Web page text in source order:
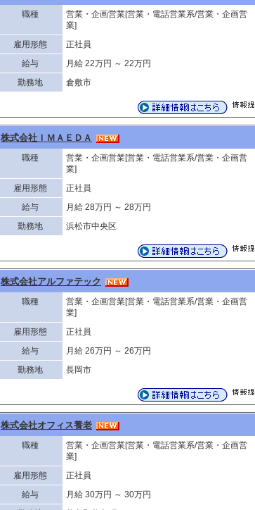
職種
営業・企画営業[営業・電話営業系/営業・企画営
業]
雇用形態
正社員
給与
月給 22万円 ～ 22万円
勤務地
倉敷市
株式会社ＩＭＡＥＤＡ
職種
営業・企画営業[営業・電話営業系/営業・企画営
業]
雇用形態
正社員
給与
月給 28万円 ～ 28万円
勤務地
浜松市中央区
株式会社アルファテック
職種
営業・企画営業[営業・電話営業系/営業・企画営
業]
雇用形態
正社員
給与
月給 26万円 ～ 26万円
勤務地
長岡市
株式会社オフィス養老
職種
営業・企画営業[営業・電話営業系/営業・企画営
業]
雇用形態
正社員
給与
月給 30万円 ～ 30万円